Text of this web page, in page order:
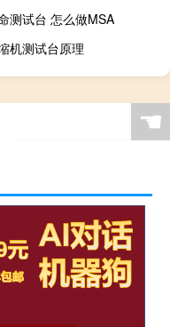
测试台 怎么做MSA
机测试台原理
☚